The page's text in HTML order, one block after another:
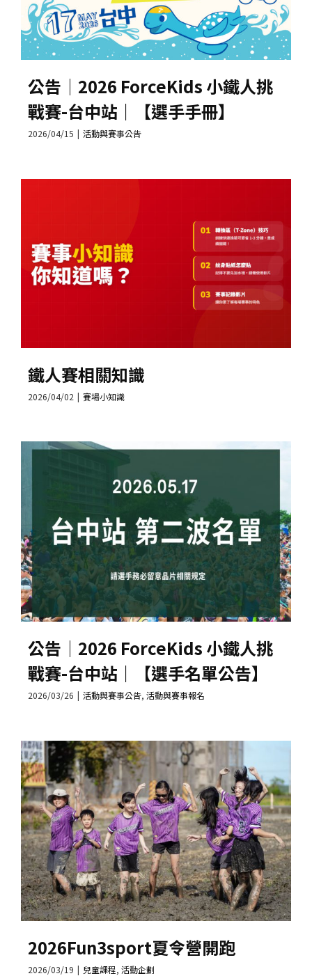
公告│2026 ForceKids 小鐵人挑
戰賽-台中站｜【選手手冊】
2026/04/15 | 活動與賽事公告
鐵人賽相關知識
2026/04/02 | 賽場小知識
公告│2026 ForceKids 小鐵人挑
戰賽-台中站｜【選手名單公告】
2026/03/26 | 活動與賽事公告, 活動與賽事報名
2026Fun3sport夏令營開跑
2026/03/19 | 兒童課程, 活動企劃